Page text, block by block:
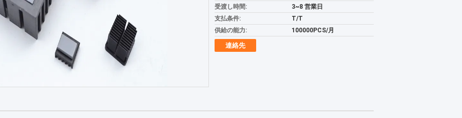
受渡し時間:
3~8 営業日
支払条件:
T/T
供給の能力:
100000PCS/月
連絡先